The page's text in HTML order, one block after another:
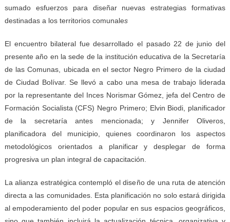
sumado esfuerzos para diseñar nuevas estrategias formativas
destinadas a los territorios comunales
El encuentro bilateral fue desarrollado el pasado 22 de junio del
presente año en la sede de la institución educativa de la Secretaría
de las Comunas, ubicada en el sector Negro Primero de la ciudad
de Ciudad Bolívar. Se llevó a cabo una mesa de trabajo liderada
por la representante del Inces Norismar Gómez, jefa del Centro de
Formación Socialista (CFS) Negro Primero; Elvin Biodi, planificador
de la secretaría antes mencionada; y Jennifer Oliveros,
planificadora del municipio, quienes coordinaron los aspectos
metodológicos orientados a planificar y desplegar de forma
progresiva un plan integral de capacitación.
La alianza estratégica contempló el diseño de una ruta de atención
directa a las comunidades. Esta planificación no solo estará dirigida
al empoderamiento del poder popular en sus espacios geográficos,